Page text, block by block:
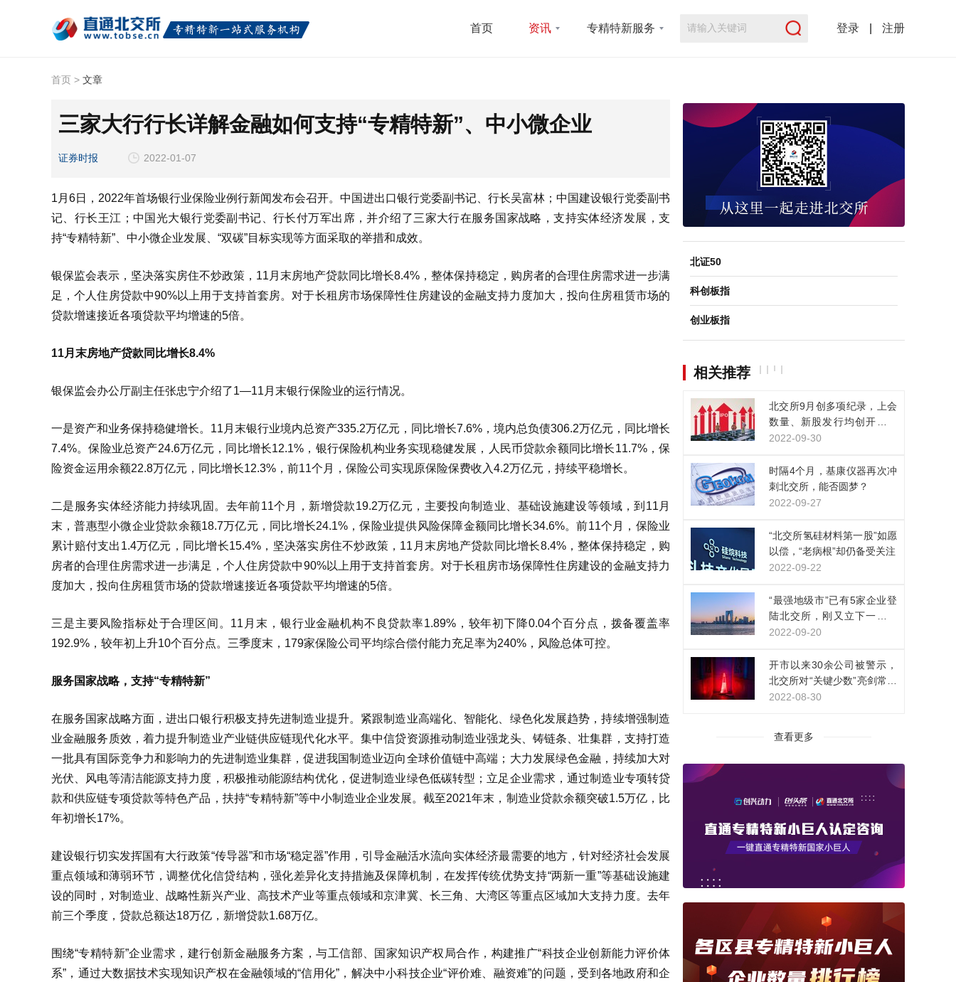
首页 资讯 专精特新服务 登录 注册
首页 > 文章
三家大行行长详解金融如何支持“专精特新”、中小微企业
证券时报 2022-01-07
1月6日，2022年首场银行业保险业例行新闻发布会召开。中国进出口银行党委副书记、行长吴富林；中国建设银行党委副书
记、行长王江；中国光大银行党委副书记、行长付万军出席，并介绍了三家大行在服务国家战略，支持实体经济发展，支
持“专精特新”、中小微企业发展、“双碳”目标实现等方面采取的举措和成效。
银保监会表示，坚决落实房住不炒政策，11月末房地产贷款同比增长8.4%，整体保持稳定，购房者的合理住房需求进一步满
足，个人住房贷款中90%以上用于支持首套房。对于长租房市场保障性住房建设的金融支持力度加大，投向住房租赁市场的
贷款增速接近各项贷款平均增速的5倍。
11月末房地产贷款同比增长8.4%
银保监会办公厅副主任张忠宁介绍了1—11月末银行保险业的运行情况。
一是资产和业务保持稳健增长。11月末银行业境内总资产335.2万亿元，同比增长7.6%，境内总负债306.2万亿元，同比增长
7.4%。保险业总资产24.6万亿元，同比增长12.1%，银行保险机构业务实现稳健发展，人民币贷款余额同比增长11.7%，保
险资金运用余额22.8万亿元，同比增长12.3%，前11个月，保险公司实现原保险保费收入4.2万亿元，持续平稳增长。
二是服务实体经济能力持续巩固。去年前11个月，新增贷款19.2万亿元，主要投向制造业、基础设施建设等领域，到11月
末，普惠型小微企业贷款余额18.7万亿元，同比增长24.1%，保险业提供风险保障金额同比增长34.6%。前11个月，保险业
累计赔付支出1.4万亿元，同比增长15.4%，坚决落实房住不炒政策，11月末房地产贷款同比增长8.4%，整体保持稳定，购
房者的合理住房需求进一步满足，个人住房贷款中90%以上用于支持首套房。对于长租房市场保障性住房建设的金融支持力
度加大，投向住房租赁市场的贷款增速接近各项贷款平均增速的5倍。
三是主要风险指标处于合理区间。11月末，银行业金融机构不良贷款率1.89%，较年初下降0.04个百分点，拨备覆盖率
192.9%，较年初上升10个百分点。三季度末，179家保险公司平均综合偿付能力充足率为240%，风险总体可控。
服务国家战略，支持“专精特新”
在服务国家战略方面，进出口银行积极支持先进制造业提升。紧跟制造业高端化、智能化、绿色化发展趋势，持续增强制造
业金融服务质效，着力提升制造业产业链供应链现代化水平。集中信贷资源推动制造业强龙头、铸链条、壮集群，支持打造
一批具有国际竞争力和影响力的先进制造业集群，促进我国制造业迈向全球价值链中高端；大力发展绿色金融，持续加大对
光伏、风电等清洁能源支持力度，积极推动能源结构优化，促进制造业绿色低碳转型；立足企业需求，通过制造业专项转贷
款和供应链专项贷款等特色产品，扶持“专精特新”等中小制造业企业发展。截至2021年末，制造业贷款余额突破1.5万亿，比
年初增长17%。
建设银行切实发挥国有大行政策“传导器”和市场“稳定器”作用，引导金融活水流向实体经济最需要的地方，针对经济社会发展
重点领域和薄弱环节，调整优化信贷结构，强化差异化支持措施及保障机制，在发挥传统优势支持“两新一重”等基础设施建
设的同时，对制造业、战略性新兴产业、高技术产业等重点领域和京津冀、长三角、大湾区等重点区域加大支持力度。去年
前三个季度，贷款总额达18万亿，新增贷款1.68万亿。
围绕“专精特新”企业需求，建行创新金融服务方案，与工信部、国家知识产权局合作，构建推广“科技企业创新能力评价体
系”，通过大数据技术实现知识产权在金融领域的“信用化”，解决中小科技企业“评价难、融资难”的问题，受到各地政府和企
北证50
科创板指
创业板指
相关推荐
北交所9月创多项纪录，上会
数量、新股发行均创开市以
来新高
2022-09-30
时隔4个月，基康仪器再次冲
刺北交所，能否圆梦？
2022-09-27
“北交所氢硅材料第一股”如愿
以偿，“老病根”却仍备受关注
2022-09-22
“最强地级市”已有5家企业登
陆北交所，刚又立下一个宏
愿
2022-09-20
开市以来30余公司被警示，
北交所对“关键少数”亮剑常态
化
2022-08-30
查看更多